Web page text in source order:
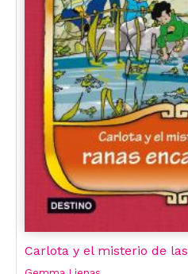
Carlota y el misterio de